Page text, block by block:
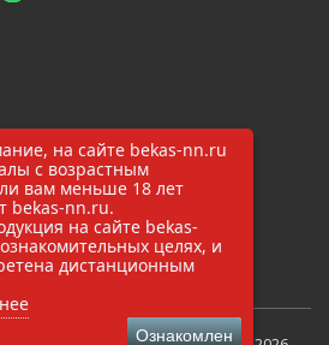
г. Заволжье ул. Рылеева 4А
на сайте bekas-nn.ru
с возрастным
вам меньше 18 лет
bekas-nn.ru.
на сайте bekas-
целях, и
дистанционным
Ознакомлен